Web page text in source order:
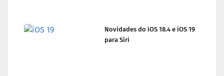
Novidades do iOS 18.4 e iOS 19
para Siri